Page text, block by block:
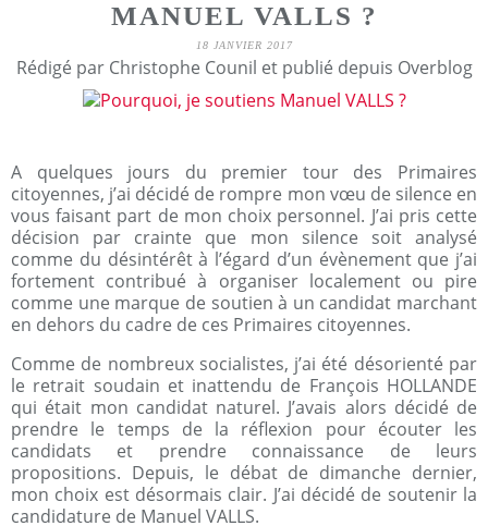
MANUEL VALLS ?
18 JANVIER 2017
Rédigé par Christophe Counil et publié depuis Overblog
A quelques jours du premier tour des Primaires
citoyennes, j’ai décidé de rompre mon vœu de silence en
vous faisant part de mon choix personnel. J’ai pris cette
décision par crainte que mon silence soit analysé
comme du désintérêt à l’égard d’un évènement que j’ai
fortement contribué à organiser localement ou pire
comme une marque de soutien à un candidat marchant
en dehors du cadre de ces Primaires citoyennes.
Comme de nombreux socialistes, j’ai été désorienté par
le retrait soudain et inattendu de François HOLLANDE
qui était mon candidat naturel. J’avais alors décidé de
prendre le temps de la réflexion pour écouter les
candidats et prendre connaissance de leurs
propositions. Depuis, le débat de dimanche dernier,
mon choix est désormais clair. J’ai décidé de soutenir la
candidature de Manuel VALLS.